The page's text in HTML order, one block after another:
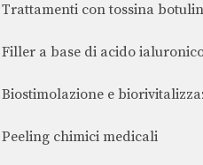
Trattamenti con tossina
Filler a base di acido
Biostimolazione e
Peeling chimici medicali